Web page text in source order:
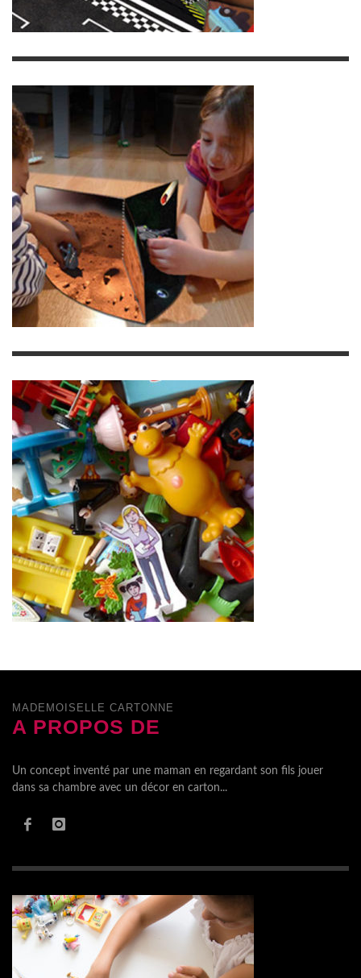
MADEMOISELLE CARTONNE
A PROPOS DE
Un concept inventé par une maman en regardant son fils jouer
dans sa chambre avec un décor en carton...